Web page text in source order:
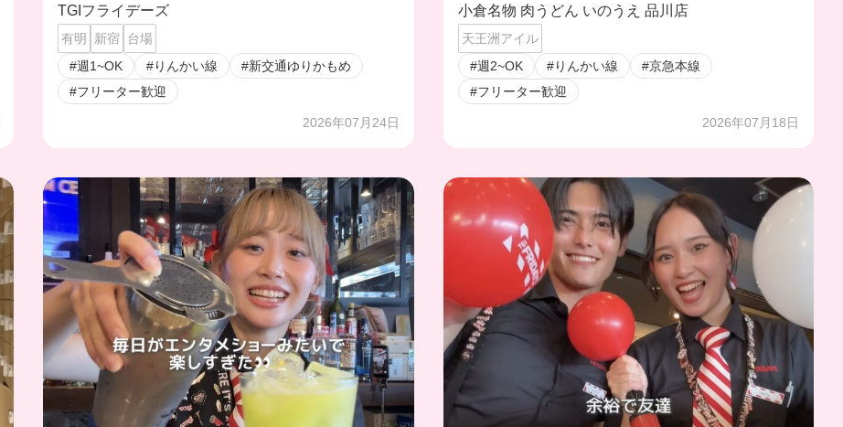
仲も良いからずっと働けそう💗🥲
TGIフライデーズ
有明 新宿
台場
#週1~OK
#りんかい線
#新交通ゆりかもめ
#フリーター歓迎
2026年07月24日
しお腹いっぱい賄い食べられるし長く働けるバ先爆誕した
😗
小倉名物 肉うどん いのうえ 品川店
天王洲アイル
#週2~OK
#りんかい線
#京急本線
#フリーター歓迎
2026年07月18日